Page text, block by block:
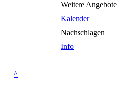
Weitere Angebote
Kalender
Nachschlagen
Info
^